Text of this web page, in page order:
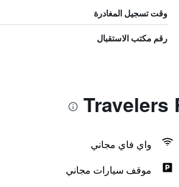
وقت تسجيل المغادرة
رقم مكتب الاستقبال
واي فاي مجاني
موقف سيارات مجاني